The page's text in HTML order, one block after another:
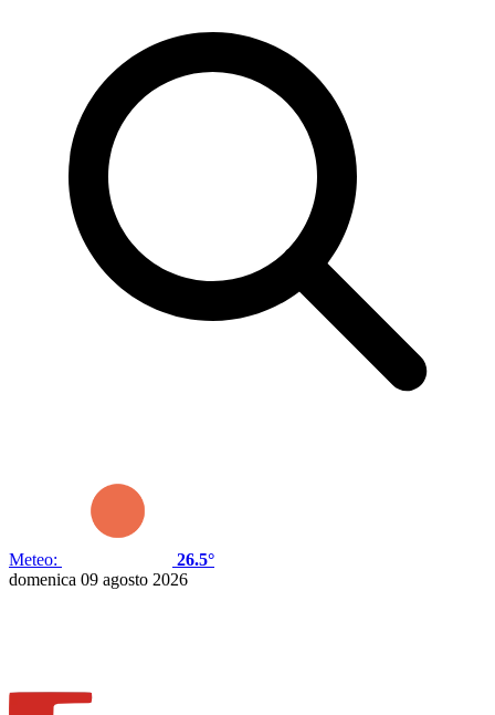
Meteo:
26.5°
domenica 09 agosto 2026